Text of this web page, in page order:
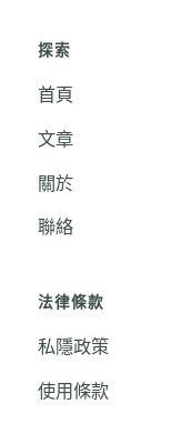
探索
首頁
文章
關於
聯絡
法律條款
私隱政策
使用條款